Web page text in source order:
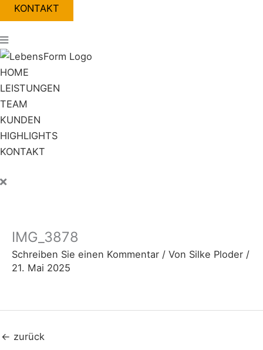
KONTAKT
HOME
LEISTUNGEN
TEAM
KUNDEN
HIGHLIGHTS
KONTAKT
IMG_3878
Schreiben Sie einen Kommentar / Von Silke Ploder /
21. Mai 2025
← zurück